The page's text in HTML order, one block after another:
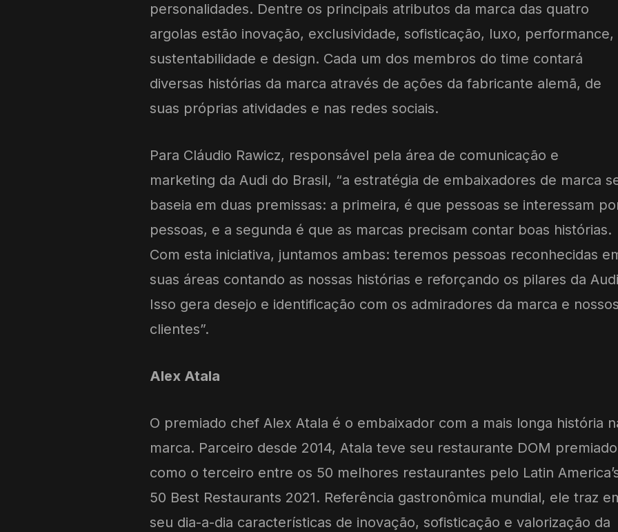
personalidades. Dentre os principais atributos da marca das quatro
argolas estão inovação, exclusividade, sofisticação, luxo, performance,
sustentabilidade e design. Cada um dos membros do time contará
diversas histórias da marca através de ações da fabricante alemã, de
suas próprias atividades e nas redes sociais.
Para Cláudio Rawicz, responsável pela área de comunicação e
marketing da Audi do Brasil, “a estratégia de embaixadores de marca
baseia em duas premissas: a primeira, é que pessoas se interessam
pessoas, e a segunda é que as marcas precisam contar boas histórias.
Com esta iniciativa, juntamos ambas: teremos pessoas reconhecidas
suas áreas contando as nossas histórias e reforçando os pilares da
Isso gera desejo e identificação com os admiradores da marca e
clientes”.
Alex Atala
O premiado chef Alex Atala é o embaixador com a mais longa história
marca. Parceiro desde 2014, Atala teve seu restaurante DOM premiado
como o terceiro entre os 50 melhores restaurantes pelo Latin
50 Best Restaurants 2021. Referência gastronômica mundial, ele traz
seu dia-a-dia características de inovação, sofisticação e valorização da